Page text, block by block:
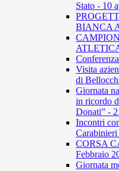
Stato - 10
BIANCA
Visita
di
Giornata
in ricordo
Donati” -
Incontri
CORSA
Febbraio
Giornata